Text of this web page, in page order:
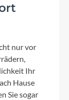
nur vor
Ihr
Hause
Sie sogar